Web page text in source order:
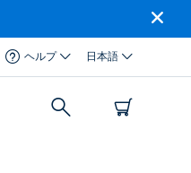
ヘルプ 日本語